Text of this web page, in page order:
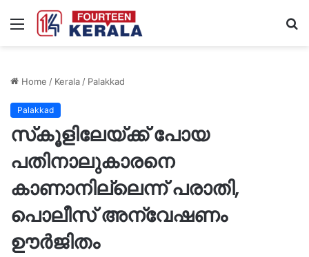
Menu
Home / Kerala/ Palakkad
Palakkad
സ്‌കൂളിലേയ്ക്ക് പോയ
പതിനാലുകാരനെ
കാണാനില്ലെന്ന് പരാതി,
പൊലീസ് അന്വേഷണം
ഊർജിതം